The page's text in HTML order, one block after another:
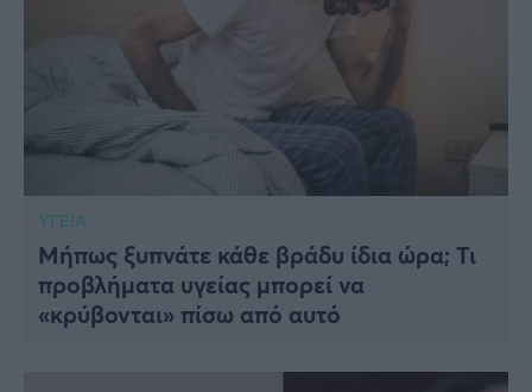
ΥΓΕΙΑ
Μήπως ξυπνάτε κάθε βράδυ ίδια ώρα; Τι
προβλήματα υγείας μπορεί να
«κρύβονται» πίσω από αυτό